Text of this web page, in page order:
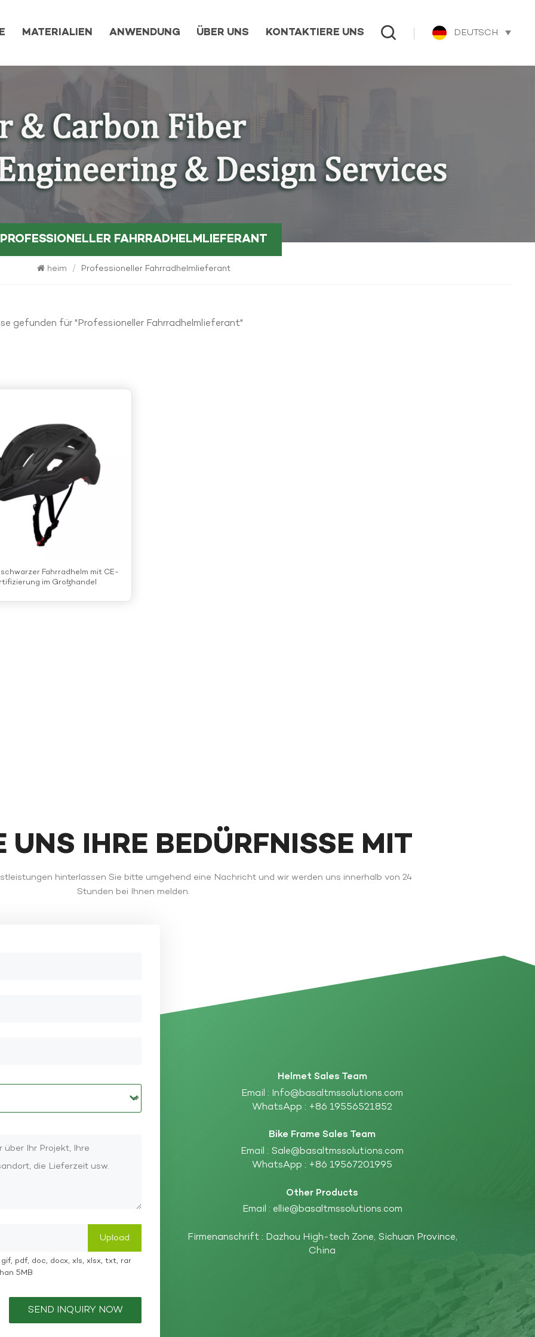
MATERIALIEN ANWENDUNG ÜBER UNS KONTAKTIERE UNS DEUTSCH
PROFESSIONELLER FAHRRADHELMLIEFERANT
heim / Professioneller Fahrradhelmlieferant
gefunden für "Professioneller Fahrradhelmlieferant"
Fahrradhelm mit CE-
im Großhandel
UNS IHRE BEDÜRFNISSE MIT
hinterlassen Sie bitte umgehend eine Nachricht und wir werden uns innerhalb von 24
Stunden bei Ihnen melden.
pdf, doc, docx, xls, xlsx, txt, rar
5MB
SEND INQUIRY NOW
Helmet Sales Team
Email : Info@basaltmssolutions.com
WhatsApp : +86 19556521852
Bike Frame Sales Team
Email : Sale@basaltmssolutions.com
WhatsApp : +86 19567201995
Other Products
Email : ellie@basaltmssolutions.com
Firmenanschrift : Dazhou High-tech Zone, Sichuan Province,
China